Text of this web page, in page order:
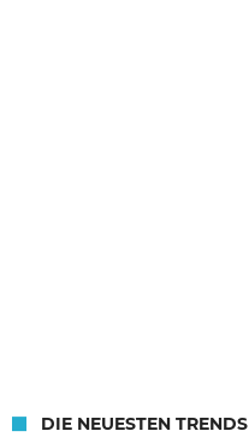
DIE NEUESTEN TRENDS